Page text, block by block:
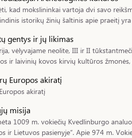
kad mokslininkai vartoja dvi savo
istorikų žinių šaltinis apie praeitį
gentys ir jų likimas
vėlyvajame neolite, III ir II
ir laivinių kovos kirvių kultūros
Europos akiratį
akiratį
misija
1009 m. vokiečių Kvedlinburgo
ir Lietuvos pasienyje“. Apie 974 m.